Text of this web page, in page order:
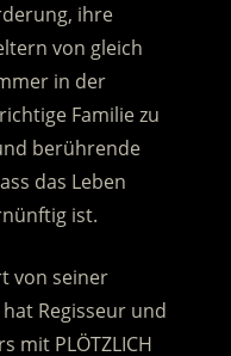
ihre
von gleich
in der
Familie zu
berührende
das Leben
ist.
von seiner
Regisseur und
mit PLÖTZLICH